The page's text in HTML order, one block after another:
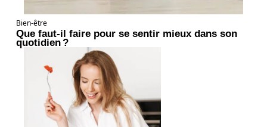
Bien-être
Que faut-il faire pour se sentir mieux dans son
quotidien ?